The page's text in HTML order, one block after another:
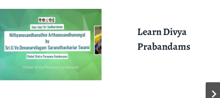
Learn Divya
Prabandams